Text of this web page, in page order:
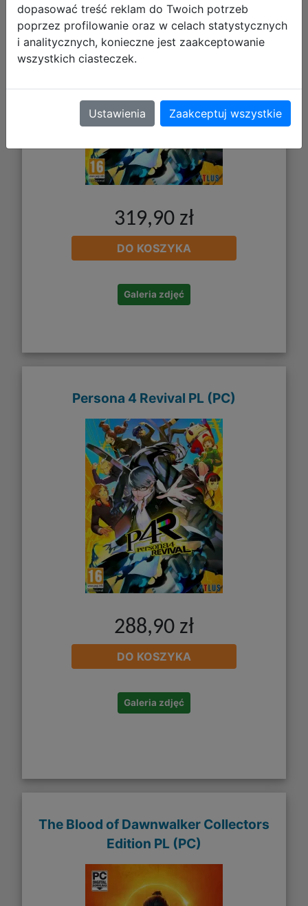
319,90 zł
DO KOSZYKA
Galeria zdjęć
Persona 4 Revival PL (PC)
288,90 zł
DO KOSZYKA
Galeria zdjęć
The Blood of Dawnwalker​ Collectors
Edition PL (PC)
dopasować treść reklam do Twoich potrzeb
poprzez profilowanie oraz w celach statystycznych
i analitycznych, konieczne jest zaakceptowanie
wszystkich ciasteczek.
Ustawienia Zaakceptuj wszystkie